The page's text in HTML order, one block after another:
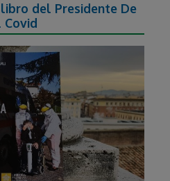
del Presidente De
Covid